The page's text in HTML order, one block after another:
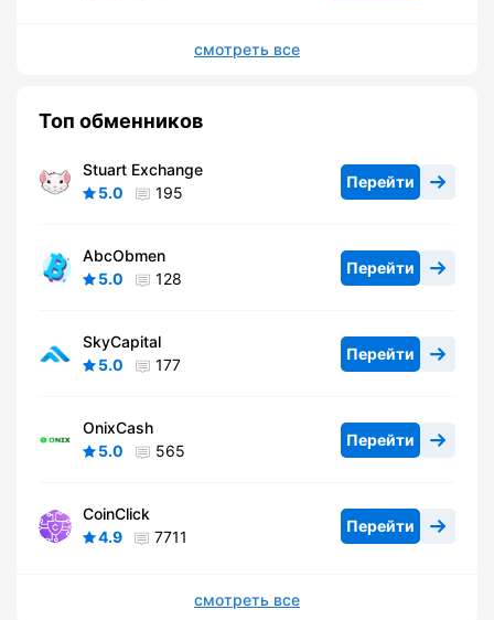
смотреть все
Топ обменников
Stuart Exchange
5.0
195
Перейти
AbcObmen
5.0
128
Перейти
SkyCapital
5.0
177
Перейти
OnixCash
5.0
565
Перейти
CoinClick
4.9
7711
Перейти
смотреть все